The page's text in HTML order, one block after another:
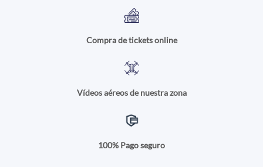
Compra de tickets online
Vídeos aéreos de nuestra zona
100% Pago seguro